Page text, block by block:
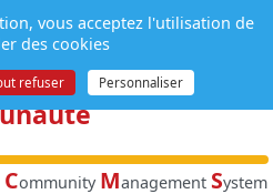
:Gestion de
et de
Community Management System
vous acceptez l'utilisation de
des cookies
refuser Personnaliser